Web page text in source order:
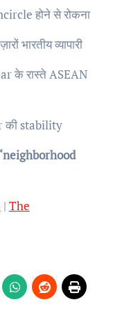
होने से रोकना
भारतीय व्यापारी
के रास्ते ASEAN
की stability
| The